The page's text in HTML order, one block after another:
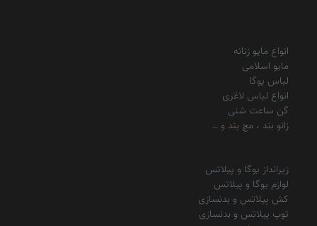
انواع مایو زنانه
مایو اسلامی
لباس یوگا
انواع لباس لاغری
گن ساعت شنی
زانو بند ، مچ بند و …
زیرانداز یوگا و پیلاتس
لوازم یوگا و پیلاتس
کش پیلاتس و بدنسازی
توپ پیلاتس و بدنسازی